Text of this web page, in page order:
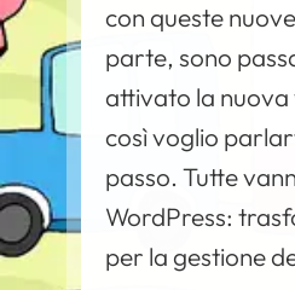
con queste
parte, sono
attivato la nuova
così voglio
passo. Tutte
WordPress:
per la gestione